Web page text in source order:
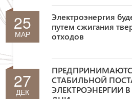
25
МАР
Электроэнергия
путем сжигания
отходов
27
ДЕК
СТАБИЛЬНОЙ
ЭЛЕКТРОЭНЕРГИИ